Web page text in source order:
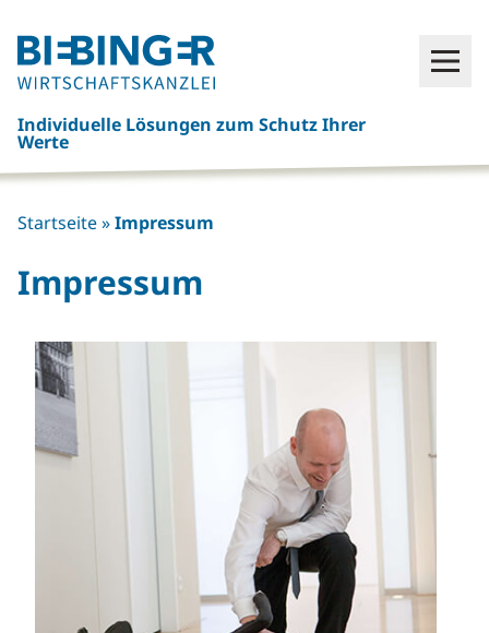
Click
here
go
back
to
Individuelle Lösungen zum Schutz Ihrer
Werte
Startseite»Impressum
Impressum